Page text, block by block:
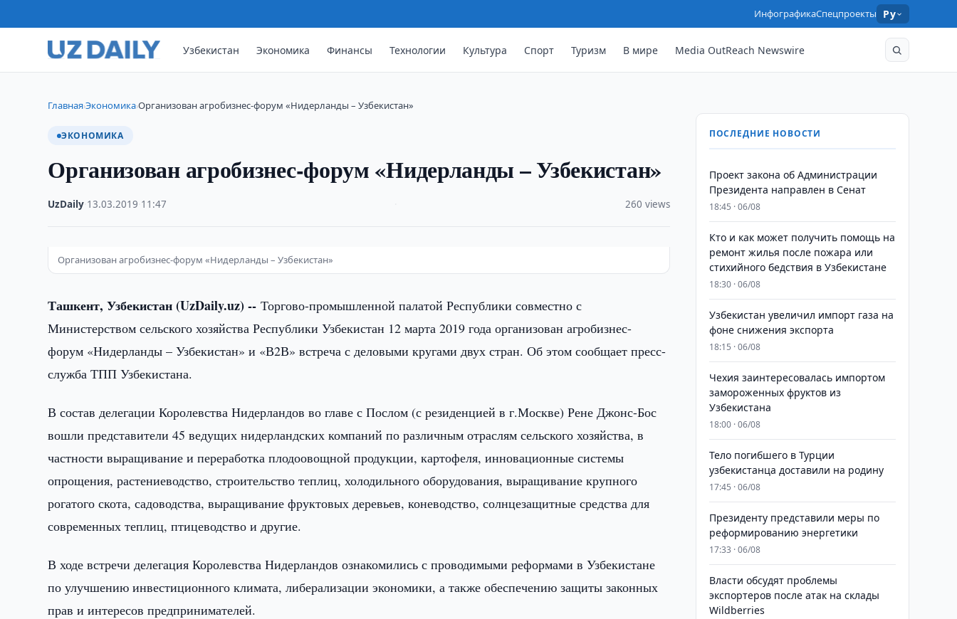
ИнфографикаСпецпроекты Ру
Узбекистан Экономика Финансы Технологии Культура Спорт Туризм В мире Media OutReach Newswire
Главная›Экономика›Организован агробизнес-форум «Нидерланды – Узбекистан»
ЭКОНОМИКА
Организован агробизнес-форум «Нидерланды – Узбекистан»
UzDaily 13.03.2019 11:47 260 views
Организован агробизнес-форум «Нидерланды – Узбекистан»
Ташкент, Узбекистан (UzDaily.uz) --Торгово-промышленной палатой Республики совместно с
Министерством сельского хозяйства Республики Узбекистан 12 марта 2019 года организован агробизнес-
форум «Нидерланды – Узбекистан» и «В2В» встреча с деловыми кругами двух стран. Об этом сообщает пресс-
служба ТПП Узбекистана.
В состав делегации Королевства Нидерландов во главе с Послом (с резиденцией в г.Москве) Рене Джонс-Бос
вошли представители 45 ведущих нидерландских компаний по различным отраслям сельского хозяйства, в
частности выращивание и переработка плодоовощной продукции, картофеля, инновационные системы
опрощения, растениеводство, строительство теплиц, холодильного оборудования, выращивание крупного
рогатого скота, садоводства, выращивание фруктовых деревьев, коневодство, солнцезащитные средства для
современных теплиц, птицеводство и другие.
В ходе встречи делегация Королевства Нидерландов ознакомились с проводимыми реформами в Узбекистане
по улучшению инвестиционного климата, либерализации экономики, а также обеспечению защиты законных
прав и интересов предпринимателей.
ПОСЛЕДНИЕ НОВОСТИ
Проект закона об Администрации
Президента направлен в Сенат
18:45 · 06/08
Кто и как может получить помощь на
ремонт жилья после пожара или
стихийного бедствия в Узбекистане
18:30 · 06/08
Узбекистан увеличил импорт газа на
фоне снижения экспорта
18:15 · 06/08
Чехия заинтересовалась импортом
замороженных фруктов из
Узбекистана
18:00 · 06/08
Тело погибшего в Турции
узбекистанца доставили на родину
17:45 · 06/08
Президенту представили меры по
реформированию энергетики
17:33 · 06/08
Власти обсудят проблемы
экспортеров после атак на склады
Wildberries